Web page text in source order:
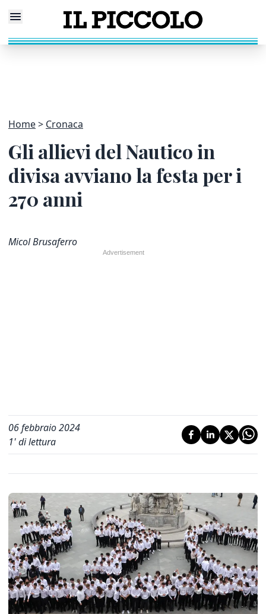
Home Cronaca
Gli allievi del Nautico in
divisa avviano la festa per i
270 anni
Micol Brusaferro
06 febbraio 2024
1' di lettura